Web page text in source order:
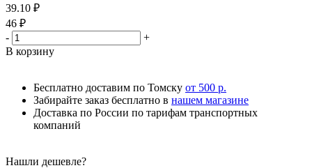
39.10 ₽
46 ₽
-
+
В корзину
Бесплатно доставим по Томску от 500 р.
Забирайте заказ бесплатно в нашем магазине
Доставка по России по тарифам транспортных
компаний
Нашли дешевле?